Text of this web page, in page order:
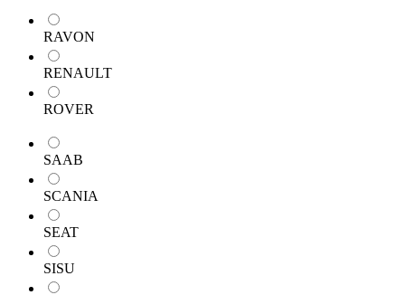
RAVON
RENAULT
ROVER
SAAB
SCANIA
SEAT
SISU